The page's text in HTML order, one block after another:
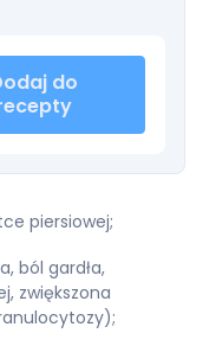
do
piersiowej;
ból gardła,
zwiększona